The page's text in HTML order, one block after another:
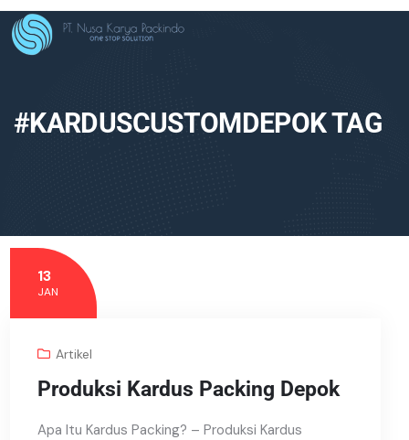
#KARDUSCUSTOMDEPOK TAG
13
JAN
Artikel
Produksi Kardus Packing Depok
Apa Itu Kardus Packing? – Produksi Kardus